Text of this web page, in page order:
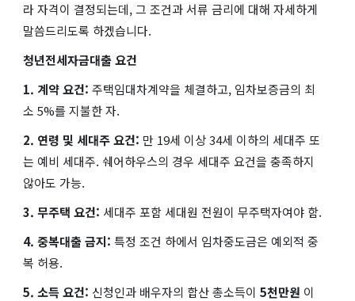
라 자격이 결정되는데, 그 조건과 서류 금리에 대해 자세하게
말씀드리도록 하겠습니다.
청년전세자금대출 요건
1. 계약 요건: 주택임대차계약을 체결하고, 임차보증금의 최
소 5%를 지불한 자.
2. 연령 및 세대주 요건: 만 19세 이상 34세 이하의 세대주 또
는 예비 세대주. 쉐어하우스의 경우 세대주 요건을 충족하지
않아도 가능.
3. 무주택 요건: 세대주 포함 세대원 전원이 무주택자여야 함.
4. 중복대출 금지: 특정 조건 하에서 임차중도금은 예외적 중
복 허용.
5. 소득 요건: 신청인과 배우자의 합산 총소득이 5천만원 이